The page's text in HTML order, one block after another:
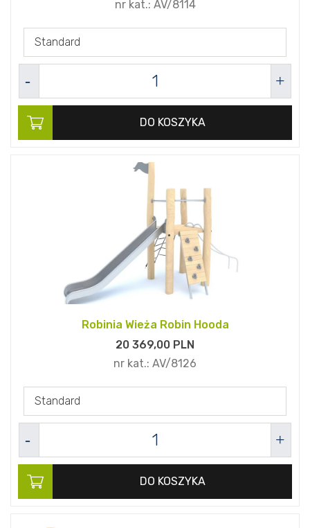
nr kat.: AV/8114
Standard
DO KOSZYKA
Robinia Wieża Robin Hooda
20 369,00 PLN
nr kat.: AV/8126
Standard
DO KOSZYKA